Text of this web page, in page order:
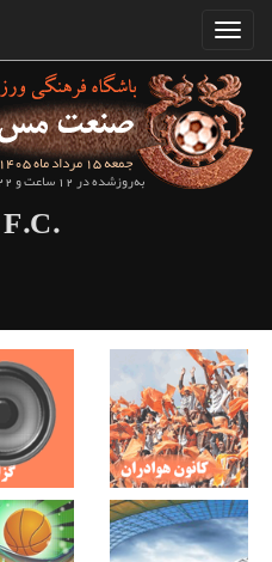
جمعه 15 مرداد ماه 1405
به‌روزشده در 12 ساعت و 22 دقیقه قبل
F.C.